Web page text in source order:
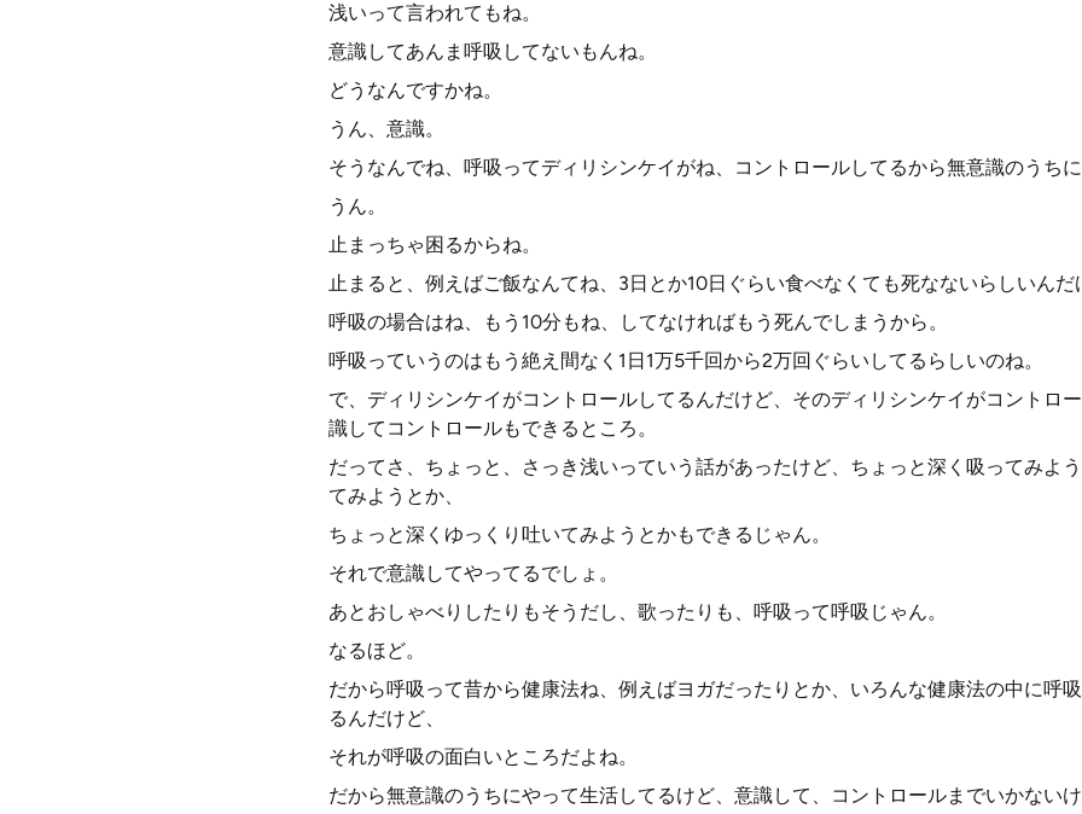
浅いって言われてもね。
意識してあんま呼吸してないもんね。
どうなんですかね。
うん、意識。
そうなんでね、呼吸ってディリシンケイがね、コントロールしてるから無意識のうちに
うん。
止まっちゃ困るからね。
止まると、例えばご飯なんてね、3日とか10日ぐらい食べなくても死なないらしいんだ
呼吸の場合はね、もう10分もね、してなければもう死んでしまうから。
呼吸っていうのはもう絶え間なく1日1万5千回から2万回ぐらいしてるらしいのね。
で、ディリシンケイがコントロールしてるんだけど、そのディリシンケイがコントロ
識してコントロールもできるところ。
だってさ、ちょっと、さっき浅いっていう話があったけど、ちょっと深く吸ってみよ
てみようとか、
ちょっと深くゆっくり吐いてみようとかもできるじゃん。
それで意識してやってるでしょ。
あとおしゃべりしたりもそうだし、歌ったりも、呼吸って呼吸じゃん。
なるほど。
だから呼吸って昔から健康法ね、例えばヨガだったりとか、いろんな健康法の中に呼
るんだけど、
それが呼吸の面白いところだよね。
だから無意識のうちにやって生活してるけど、意識して、コントロールまでいかない